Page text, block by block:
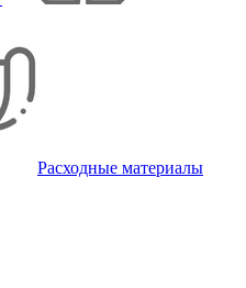
Расходные материалы